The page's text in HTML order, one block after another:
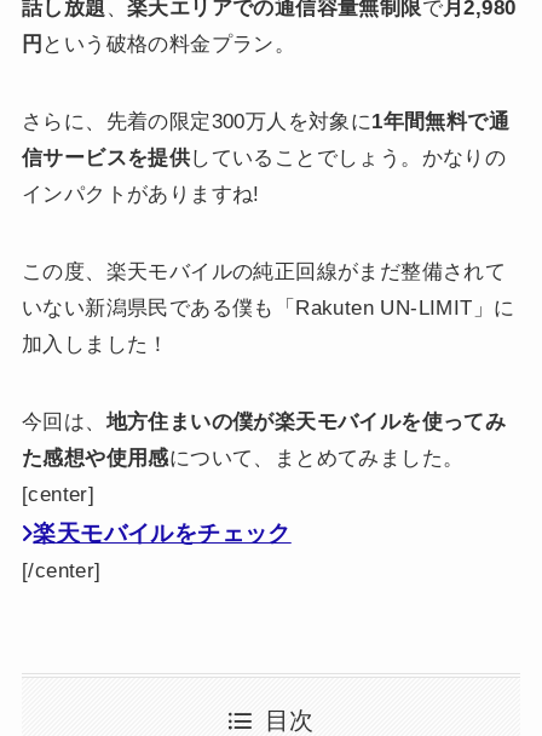
話し放題 、 楽天エリアでの通信容量無制限で月2,980
円 という破格の料金プラン。
さらに、先着の限定300万人を対象に1年間無料で通
信サービスを提供していることでしょう。かなりの
インパクトがありますね!
この度、楽天モバイルの純正回線がまだ整備されて
いない新潟県民である僕も「Rakuten UN-LIMIT」に
加入しました！
今回は、 地方住まいの僕が楽天モバイルを使ってみ
た感想や使用感について、まとめてみました。
[center]
楽天モバイルをチェック
[/center]
目次